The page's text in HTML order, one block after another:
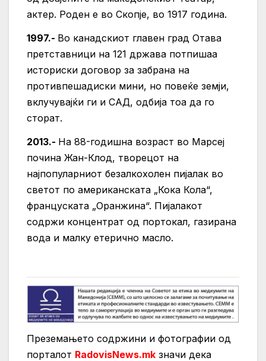
актер. Роден е во Скопје, во 1917 година.
1997.- Во канадскиот главен град Отава
претставници на 121 држава потпишаа
историски договор за забрана на
противпешадиски мини, но повеќе земји,
вклучувајќи ги и САД, одбија тоа да го
сторат.
2013.- На 88-годишна возраст во Марсеј
почина Жан-Клод, творецот на
најпопуларниот безалкохолен пијалак во
светот по американската „Кока Кола“,
француската „Оранжина“. Пијалакот
содржи концентрат од портокал, газирана
вода и малку етерично масло.
Преземањето содржини и фотографии од
порталот RadovisNews.mk значи дека